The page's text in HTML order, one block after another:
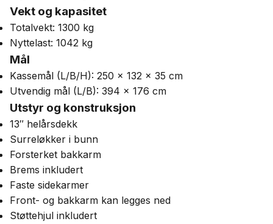
Vekt og kapasitet
Totalvekt: 1300 kg
Nyttelast: 1042 kg
Mål
Kassemål (L/B/H): 250 × 132 × 35 cm
Utvendig mål (L/B): 394 × 176 cm
Utstyr og konstruksjon
13″ helårsdekk
Surreløkker i bunn
Forsterket bakkarm
Brems inkludert
Faste sidekarmer
Front- og bakkarm kan legges ned
Støttehjul inkludert